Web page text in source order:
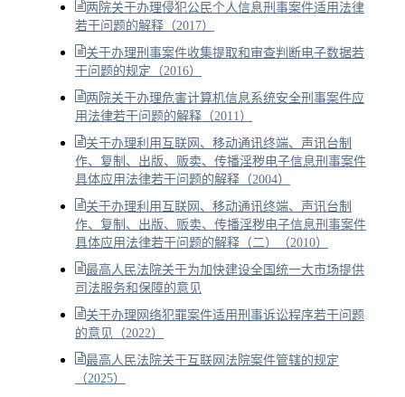
两院关于办理侵犯公民个人信息刑事案件适用法律
若干问题的解释（2017）
关于办理刑事案件收集提取和审查判断电子数据若
干问题的规定（2016）
两院关于办理危害计算机信息系统安全刑事案件应
用法律若干问题的解释（2011）
关于办理利用互联网、移动通讯终端、声讯台制
作、复制、出版、贩卖、传播淫秽电子信息刑事案件
具体应用法律若干问题的解释（2004）
关于办理利用互联网、移动通讯终端、声讯台制
作、复制、出版、贩卖、传播淫秽电子信息刑事案件
具体应用法律若干问题的解释（二）（2010）
最高人民法院关于为加快建设全国统一大市场提供
司法服务和保障的意见
关于办理网络犯罪案件适用刑事诉讼程序若干问题
的意见（2022）
最高人民法院关于互联网法院案件管辖的规定
（2025）